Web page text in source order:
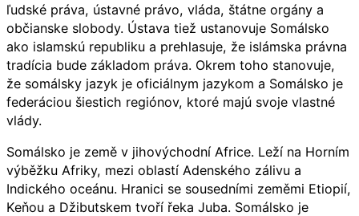
ľudské práva, ústavné právo, vláda, štátne orgány a
občianske slobody. Ústava tiež ustanovuje Somálsko
ako islamskú republiku a prehlasuje, že islámska právna
tradícia bude základom práva. Okrem toho stanovuje,
že somálsky jazyk je oficiálnym jazykom a Somálsko je
federáciou šiestich regiónov, ktoré majú svoje vlastné
vlády.
Somálsko je země v jihovýchodní Africe. Leží na Horním
výběžku Afriky, mezi oblastí Adenského zálivu a
Indického oceánu. Hranici se sousedními zeměmi Etiopií,
Keňou a Džibutskem tvoří řeka Juba. Somálsko je